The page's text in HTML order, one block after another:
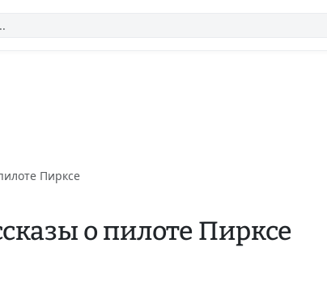
Пирксе
о пилоте Пирксе